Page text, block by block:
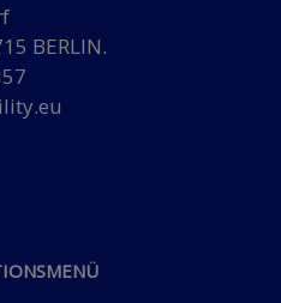
BERLIN.